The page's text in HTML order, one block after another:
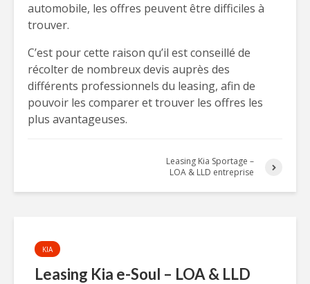
automobile, les offres peuvent être difficiles à
trouver.
C’est pour cette raison qu’il est conseillé de
récolter de nombreux devis auprès des
différents professionnels du leasing, afin de
pouvoir les comparer et trouver les offres les
plus avantageuses.
Leasing Kia Sportage –
LOA & LLD entreprise
KIA
Leasing Kia e-Soul – LOA & LLD